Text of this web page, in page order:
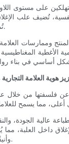
على مستوى
تُضيف علب
تُميز العلامة التجارية عن منافسيها.
وممارسات العلامة
الأغطية
هوية العلامة
عن فلسفتها من خلال
عالية الجودة،
داخل العلبة،
وأنيقًا يُضفي عليها مزيدًا من الفخامة.